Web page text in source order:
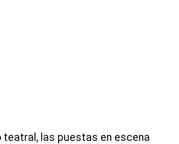
las puestas en escena